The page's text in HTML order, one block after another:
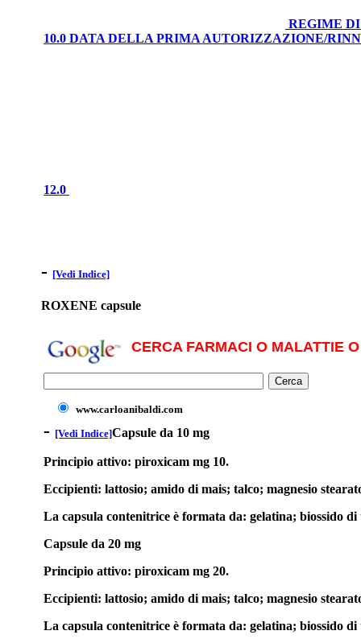
REGIME
10.0 DATA DELLA PRIMA AUTORIZZAZIONE/
12.0
- [Vedi Indice]
ROXENE capsule
CERCA FARMACI O MALATTIE
www.carloanibaldi.com
- [Vedi Indice]Capsule da 10 mg
Principio attivo: piroxicam mg 10.
Eccipienti: lattosio; amido di mais; talco; magnesio
La capsula contenitrice è formata da: gelatina; biossido
Capsule da 20 mg
Principio attivo: piroxicam mg 20.
Eccipienti: lattosio; amido di mais; talco; magnesio
La capsula contenitrice è formata da: gelatina; biossido